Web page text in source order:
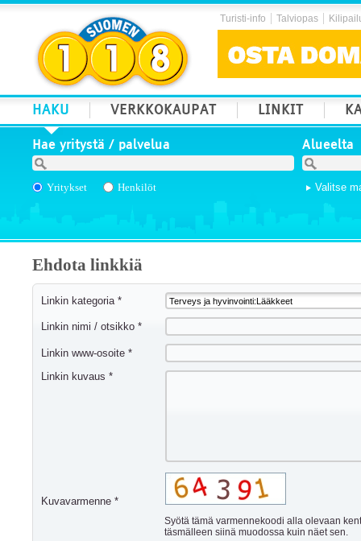
Turisti-info Talviopas
HAKU VERKKOKAUPAT LINKIT
Hae yritystä / palvelua
Yritykset Henkilöt
Alueelta
Valitse
Ehdota linkkiä
Linkin kategoria *
Linkin nimi / otsikko *
Linkin www-osoite *
Linkin kuvaus *
Kuvavarmenne *
Syötä tämä varmennekoodi alla olevaan
täsmälleen siinä muodossa kuin näet sen.